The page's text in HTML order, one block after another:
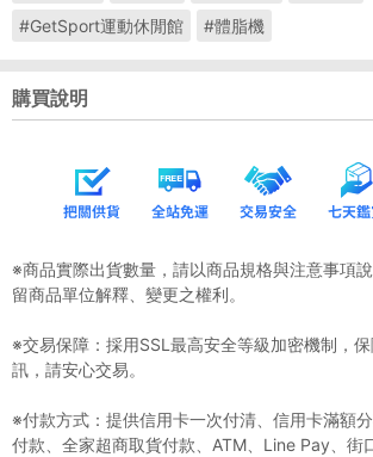
#GetSport運動休閒館
#體脂機
購買說明
※商品實際出貨數量，請以商品規格與注意事項
留商品單位解釋、變更之權利。
※交易保障：採用SSL最高安全等級加密機制，
訊，請安心交易。
※付款方式：提供信用卡一次付清、信用卡滿額
付款、全家超商取貨付款、ATM、Line Pay、街